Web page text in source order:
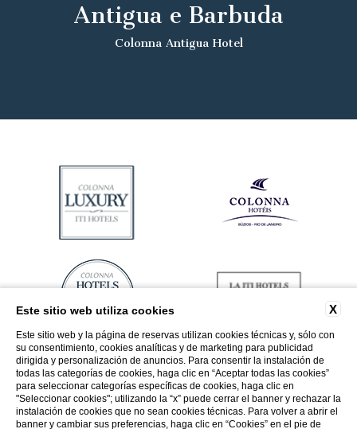
Antigua e Barbuda
Colonna Antigua Hotel
X
Este sitio web utiliza cookies
Este sitio web y la página de reservas utilizan cookies técnicas y, sólo con
su consentimiento, cookies analíticas y de marketing para publicidad
dirigida y personalización de anuncios. Para consentir la instalación de
todas las categorías de cookies, haga clic en “Aceptar todas las cookies”
para seleccionar categorías específicas de cookies, haga clic en
"Seleccionar cookies"; utilizando la “x” puede cerrar el banner y rechazar la
instalación de cookies que no sean cookies técnicas. Para volver a abrir el
banner y cambiar sus preferencias, haga clic en “Cookies” en el pie de